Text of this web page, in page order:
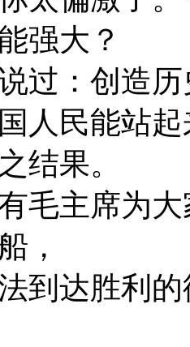
强大？
过：创造
人民能站
结果。
毛主席为
，
到达胜利